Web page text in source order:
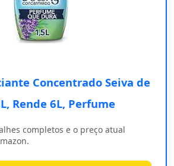
Concentrado Seiva de
Rende 6L, Perfume
completos e o preço atual